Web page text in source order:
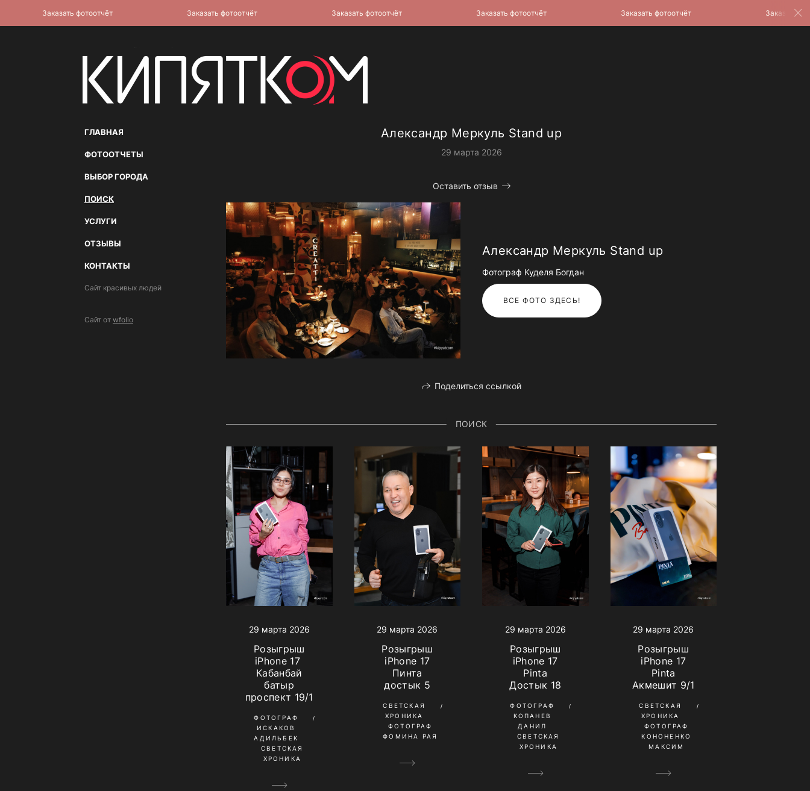
ГЛАВНАЯ
ФОТООТЧЕТЫ
ВЫБОР ГОРОДА
ПОИСК
УСЛУГИ
ОТЗЫВЫ
КОНТАКТЫ
Сайт красивых людей
Сайт от wfolio
Александр Меркуль Stand up
29 марта 2026
Оставить отзыв
Александр Меркуль Stand up
Фотограф Куделя Богдан
ВСЕ ФОТО ЗДЕСЬ!
Поделиться ссылкой
ПОИСК
29 марта 2026
Розыгрыш
iPhone 17 ​
Кабанбай
батыр
проспект 19/1
ФОТОГРАФ
ИСКАКОВ
АДИЛЬБЕК
СВЕТСКАЯ
ХРОНИКА
29 марта 2026
Розыгрыш
iPhone 17
Пинта
достык 5
СВЕТСКАЯ
ХРОНИКА
ФОТОГРАФ
ФОМИНА РАЯ
29 марта 2026
Розыгрыш
iPhone 17
Pinta
Достык 18
ФОТОГРАФ
КОПАНЕВ
ДАНИЛ
СВЕТСКАЯ
ХРОНИКА
29 марта 2026
Розыгрыш
iPhone 17
Pinta
Акмешит 9/1
СВЕТСКАЯ
ХРОНИКА
ФОТОГРАФ
КОНОНЕНКО
МАКСИМ
Заказать фотоотчёт Заказать фотоотчёт Заказать фотоотчёт Заказать фотоотчёт Заказать фотоотчёт Заказать